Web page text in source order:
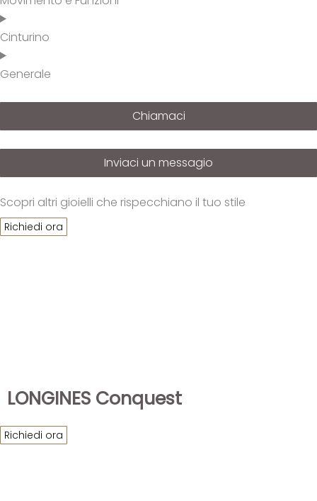
Cinturino
Generale
Chiamaci
Inviaci un messagio
Scopri altri gioielli che rispecchiano il tuo stile
Richiedi ora
LONGINES Conquest
Richiedi ora